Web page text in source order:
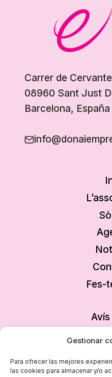
Gestionar
Para ofrecer las mejores
las cookies para almacenar y/o
Carrer de
08960 Sant Just
Barcelona, España
Fes-
Declaració